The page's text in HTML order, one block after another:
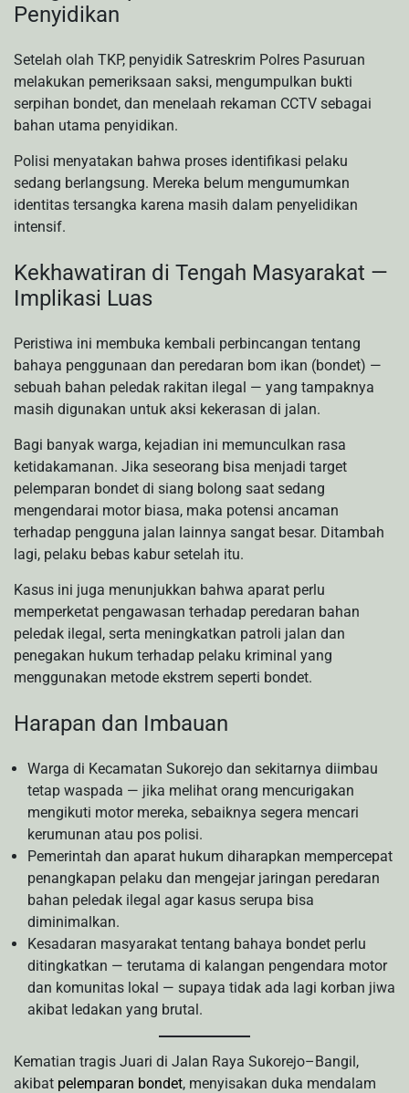
Penyidikan
Setelah olah TKP, penyidik Satreskrim Polres Pasuruan
melakukan pemeriksaan saksi, mengumpulkan bukti
serpihan bondet, dan menelaah rekaman CCTV sebagai
bahan utama penyidikan.
Polisi menyatakan bahwa proses identifikasi pelaku
sedang berlangsung. Mereka belum mengumumkan
identitas tersangka karena masih dalam penyelidikan
intensif.
Kekhawatiran di Tengah Masyarakat —
Implikasi Luas
Peristiwa ini membuka kembali perbincangan tentang
bahaya penggunaan dan peredaran bom ikan (bondet) —
sebuah bahan peledak rakitan ilegal — yang tampaknya
masih digunakan untuk aksi kekerasan di jalan.
Bagi banyak warga, kejadian ini memunculkan rasa
ketidakamanan. Jika seseorang bisa menjadi target
pelemparan bondet di siang bolong saat sedang
mengendarai motor biasa, maka potensi ancaman
terhadap pengguna jalan lainnya sangat besar. Ditambah
lagi, pelaku bebas kabur setelah itu.
Kasus ini juga menunjukkan bahwa aparat perlu
memperketat pengawasan terhadap peredaran bahan
peledak ilegal, serta meningkatkan patroli jalan dan
penegakan hukum terhadap pelaku kriminal yang
menggunakan metode ekstrem seperti bondet.
Harapan dan Imbauan
Warga di Kecamatan Sukorejo dan sekitarnya diimbau
tetap waspada — jika melihat orang mencurigakan
mengikuti motor mereka, sebaiknya segera mencari
kerumunan atau pos polisi.
Pemerintah dan aparat hukum diharapkan mempercepat
penangkapan pelaku dan mengejar jaringan peredaran
bahan peledak ilegal agar kasus serupa bisa
diminimalkan.
Kesadaran masyarakat tentang bahaya bondet perlu
ditingkatkan — terutama di kalangan pengendara motor
dan komunitas lokal — supaya tidak ada lagi korban jiwa
akibat ledakan yang brutal.
Kematian tragis Juari di Jalan Raya Sukorejo–Bangil,
akibat pelemparan bondet, menyisakan duka mendalam